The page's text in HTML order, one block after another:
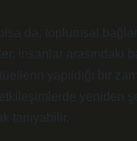
da, toplumsal
insanlar arasındaki
yapıldığı bir
yeniden
tanıyabilir.